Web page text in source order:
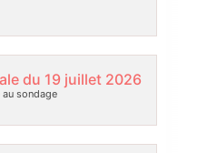
du 19 juillet 2026
au sondage